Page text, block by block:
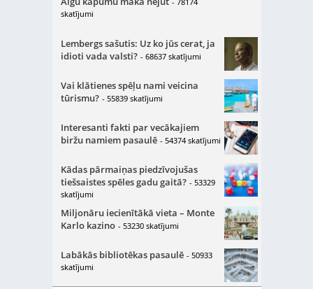
skatījumi
Lembergs sašutis: Uz ko jūs cerat, ja
idioti vada valsti? - 68637 skatījumi
Vai klātienes spēļu nami veicina
tūrismu? - 55839 skatījumi
Interesanti fakti par vecākajiem
biržu namiem pasaulē - 54374 skatījumi
Kādas pārmaiņas piedzīvojušas
tiešsaistes spēles gadu gaitā? - 53329
skatījumi
Miljonāru iecienītākā vieta – Monte
Karlo kazino - 53230 skatījumi
Labākās bibliotēkas pasaulē - 50933
skatījumi